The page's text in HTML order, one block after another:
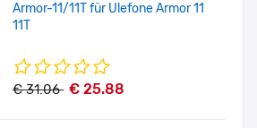
Armor-11/11T für Ulefone Armor 11
11T
€ 31.06 € 25.88